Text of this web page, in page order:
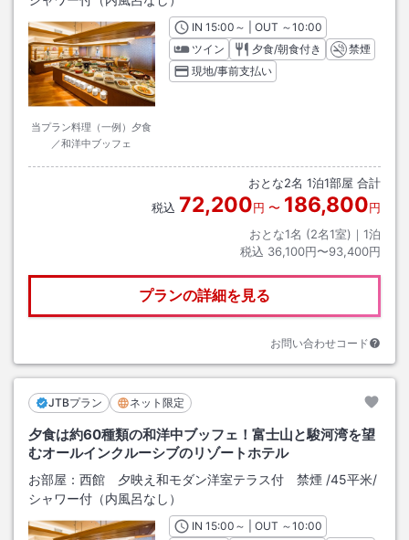
当プラン料理（一例）夕食
／和洋中ブッフェ
INチェックイン
15:00 ～ | OUT チェックアウト
～10:00
ツイン
夕食/朝食付き
禁煙
現地/事前支払い
おとな2名 1泊1部屋 合計
税込 72,200円 〜 186,800円
おとな1名 (2名1室)｜ 1泊
税込 36,100円〜93,400円
プランの詳細を見る
お問い合わせコード
JTBプラン ネット限定
夕食は約60種類の和洋中ブッフェ！富士山と駿河湾を望
むオールインクルーシブのリゾートホテル
お部屋： 西館 夕映え和モダン洋室テラス付 禁煙 /45平米/
シャワー付（内風呂なし）
INチェックイン
15:00 ～ | OUT チェックアウト
～10:00